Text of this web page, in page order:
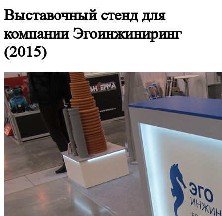
Выставочный стенд для
компании Эгоинжиниринг
(2015)